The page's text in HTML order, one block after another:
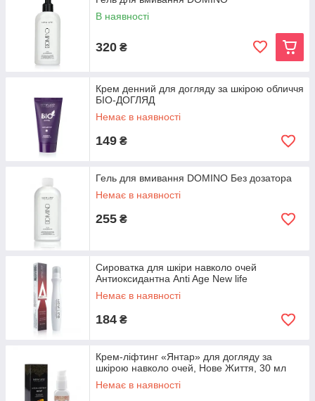
В наявності
320 ₴
Крем денний для догляду за шкірою обличчя
БІО-ДОГЛЯД
Немає в наявності
149 ₴
Гель для вмивання DOMINO Без дозатора
Немає в наявності
255 ₴
Сироватка для шкіри навколо очей
Антиоксидантна Anti Age New life
Немає в наявності
184 ₴
Крем-ліфтинг «Янтар» для догляду за
шкірою навколо очей, Нове Життя, 30 мл
Немає в наявності